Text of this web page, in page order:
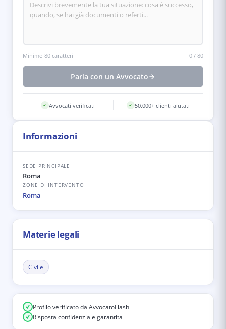
Minimo 80 caratteri 0 / 80
Parla con un Avvocato
✓ Avvocati verificati ✓ 50.000+ clienti aiutati
Informazioni
SEDE PRINCIPALE
Roma
ZONE DI INTERVENTO
Roma
Materie legali
Civile
Profilo verificato da AvvocatoFlash
Risposta confidenziale garantita